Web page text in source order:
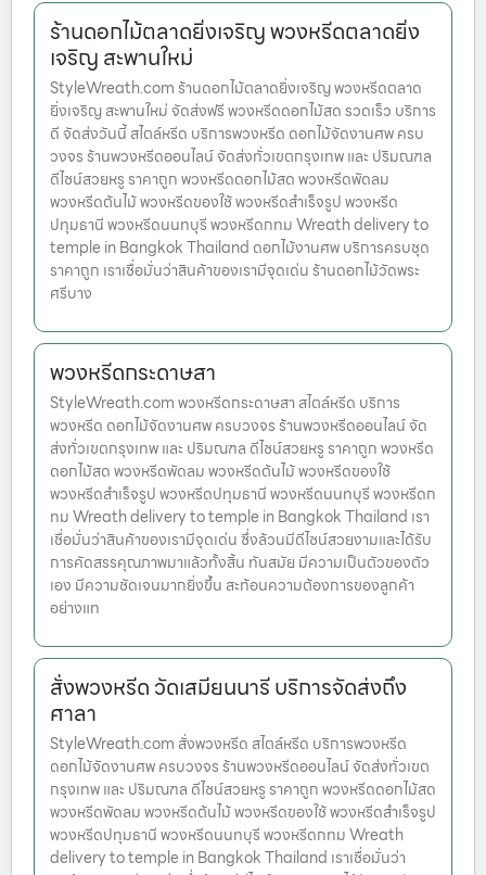
ร้านดอกไม้ตลาดยิ่งเจริญ พวงหรีดตลาดยิ่ง
เจริญ สะพานใหม่
StyleWreath.com ร้านดอกไม้ตลาดยิ่งเจริญ พวงหรีดตลาด
ยิ่งเจริญ สะพานใหม่ จัดส่งฟรี พวงหรีดดอกไม้สด รวดเร็ว บริการ
ดี จัดส่งวันนี้ สไตล์หรีด บริการพวงหรีด ดอกไม้จัดงานศพ ครบ
วงจร ร้านพวงหรีดออนไลน์ จัดส่งทั่วเขตกรุงเทพ และ ปริมณฑล
ดีไซน์สวยหรู ราคาถูก พวงหรีดดอกไม้สด พวงหรีดพัดลม
พวงหรีดต้นไม้ พวงหรีดของใช้ พวงหรีดสำเร็จรูป พวงหรีด
ปทุมธานี พวงหรีดนนทบุรี พวงหรีดกทม Wreath delivery to
temple in Bangkok Thailand ดอกไม้งานศพ บริการครบชุด
ราคาถูก เราเชื่อมั่นว่าสินค้าของเรามีจุดเด่น ร้านดอกไม้วัดพระ
ศรีบาง
พวงหรีดกระดาษสา
StyleWreath.com พวงหรีดกระดาษสา สไตล์หรีด บริการ
พวงหรีด ดอกไม้จัดงานศพ ครบวงจร ร้านพวงหรีดออนไลน์ จัด
ส่งทั่วเขตกรุงเทพ และ ปริมณฑล ดีไซน์สวยหรู ราคาถูก พวงหรีด
ดอกไม้สด พวงหรีดพัดลม พวงหรีดต้นไม้ พวงหรีดของใช้
พวงหรีดสำเร็จรูป พวงหรีดปทุมธานี พวงหรีดนนทบุรี พวงหรีดก
ทม Wreath delivery to temple in Bangkok Thailand เรา
เชื่อมั่นว่าสินค้าของเรามีจุดเด่น ซึ่งล้วนมีดีไซน์สวยงามและได้รับ
การคัดสรรคุณภาพมาแล้วทั้งสิ้น ทันสมัย มีความเป็นตัวของตัว
เอง มีความชัดเจนมากยิ่งขึ้น สะท้อนความต้องการของลูกค้า
อย่างแท
สั่งพวงหรีด วัดเสมียนนารี บริการจัดส่งถึง
ศาลา
StyleWreath.com สั่งพวงหรีด สไตล์หรีด บริการพวงหรีด
ดอกไม้จัดงานศพ ครบวงจร ร้านพวงหรีดออนไลน์ จัดส่งทั่วเขต
กรุงเทพ และ ปริมณฑล ดีไซน์สวยหรู ราคาถูก พวงหรีดดอกไม้สด
พวงหรีดพัดลม พวงหรีดต้นไม้ พวงหรีดของใช้ พวงหรีดสำเร็จรูป
พวงหรีดปทุมธานี พวงหรีดนนทบุรี พวงหรีดกทม Wreath
delivery to temple in Bangkok Thailand เราเชื่อมั่นว่า